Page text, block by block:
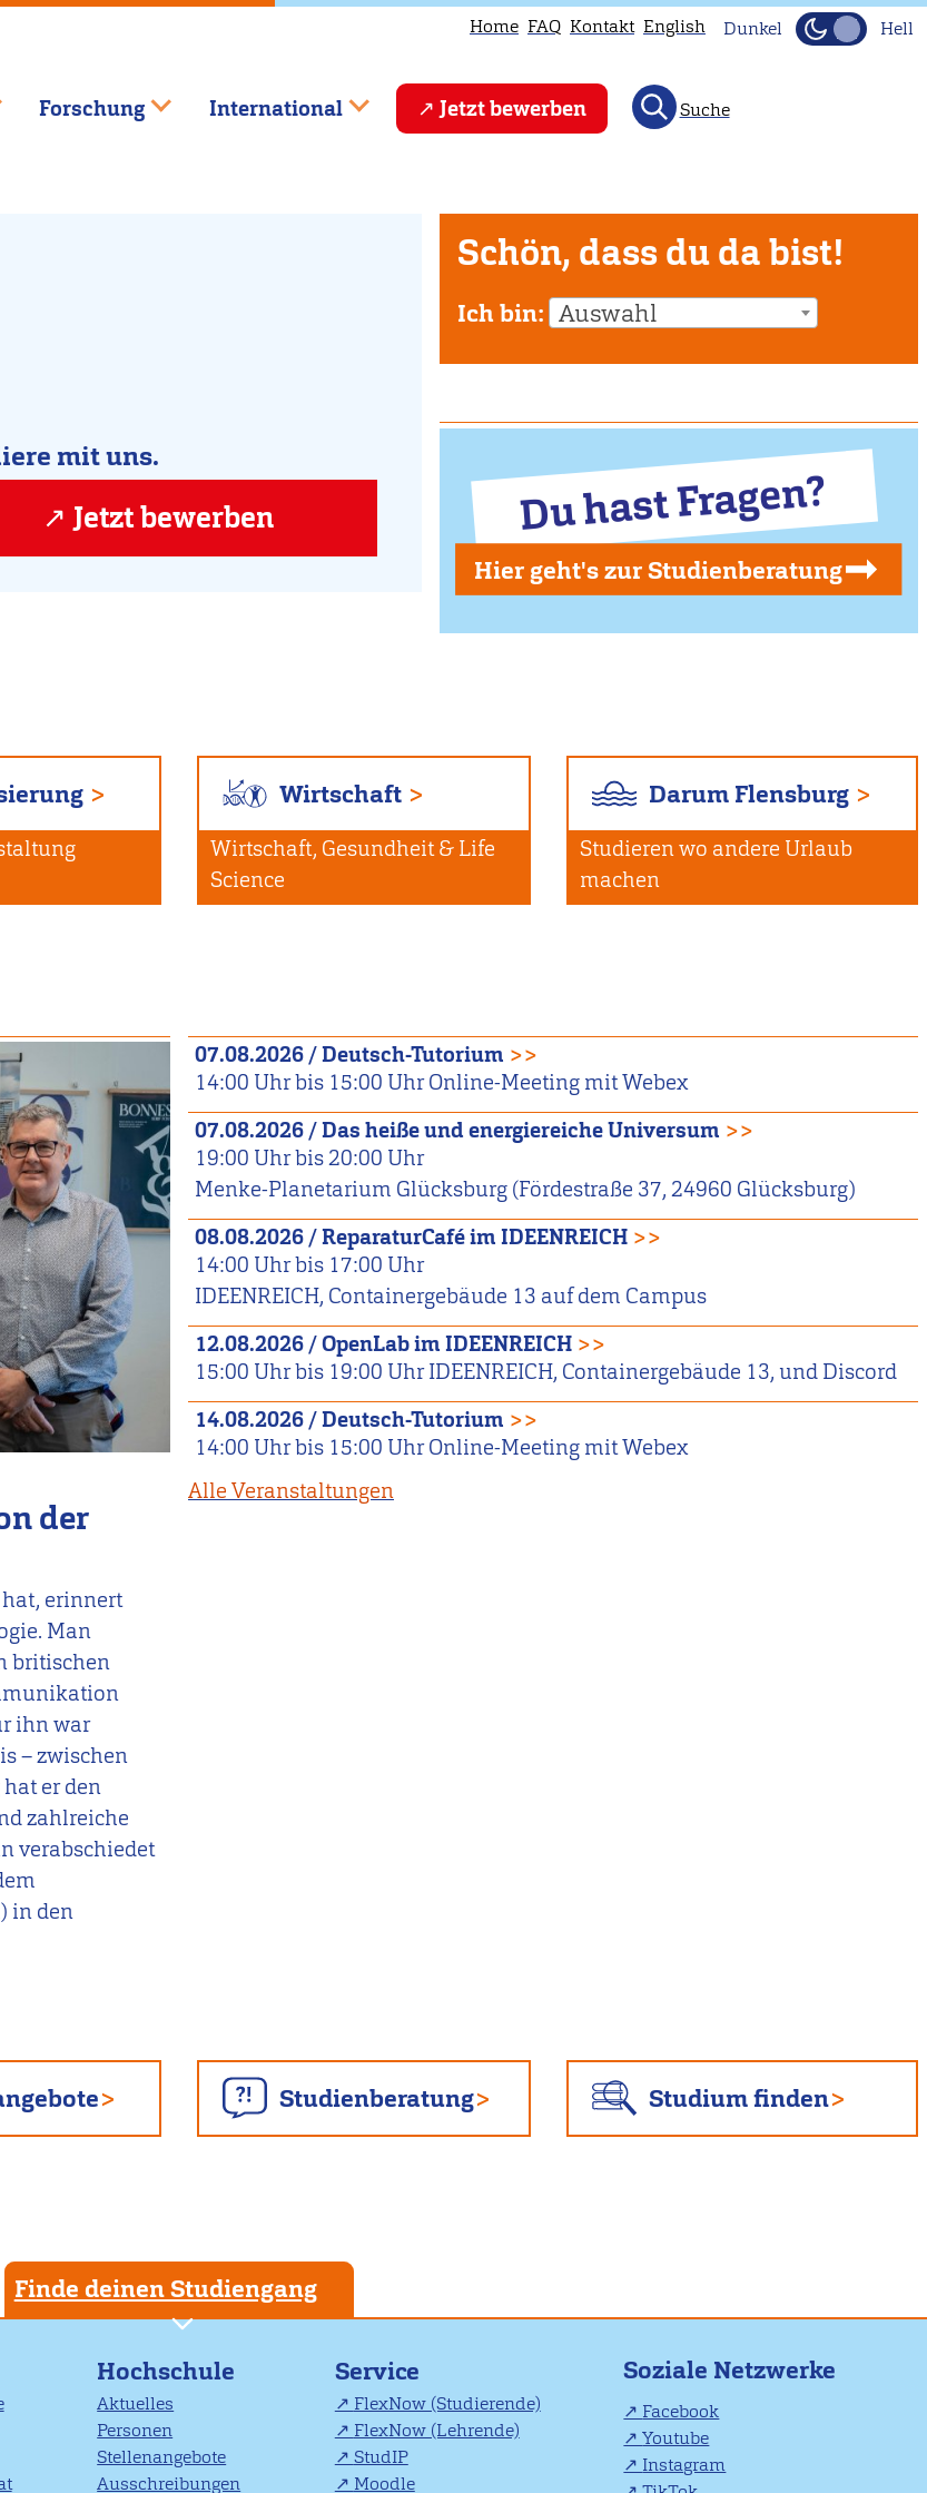
Home FAQ Kontakt English Dunkel Hell
Forschung International Jetzt bewerben Suche
mit uns.
Jetzt bewerben
Schön, dass du da bist!
Ich bin: Auswahl
Du hast Fragen?
Hier geht's zur Studienberatung
Wirtschaft
Wirtschaft, Gesundheit & Life
Science
Darum Flensburg
Studieren wo andere Urlaub
machen
der
erinnert
Man
britischen
ihn war
– zwischen
er den
zahlreiche
verabschiedet
in den
07.08.2026/Deutsch-Tutorium >>
14:00 Uhr bis 15:00 Uhr Online-Meeting mit Webex
07.08.2026/Das heiße und energiereiche Universum >>
19:00 Uhr bis20:00 Uhr
Menke-Planetarium Glücksburg (Fördestraße 37, 24960 Glücksburg)
08.08.2026/ReparaturCafé im IDEENREICH >>
14:00 Uhr bis 17:00 Uhr
IDEENREICH, Containergebäude 13 auf dem Campus
12.08.2026/OpenLab im IDEENREICH >>
15:00 Uhr bis 19:00 Uhr IDEENREICH, Containergebäude 13, und Discord
14.08.2026/Deutsch-Tutorium >>
14:00 Uhr bis 15:00 Uhr Online-Meeting mit Webex
Alle Veranstaltungen
Studienberatung Studium finden
Finde deinen Studiengang
Hochschule
Aktuelles
Personen
Stellenangebote
Ausschreibungen
Service
FlexNow (Studierende)
FlexNow (Lehrende)
StudIP
Moodle
Soziale Netzwerke
Facebook
Youtube
Instagram